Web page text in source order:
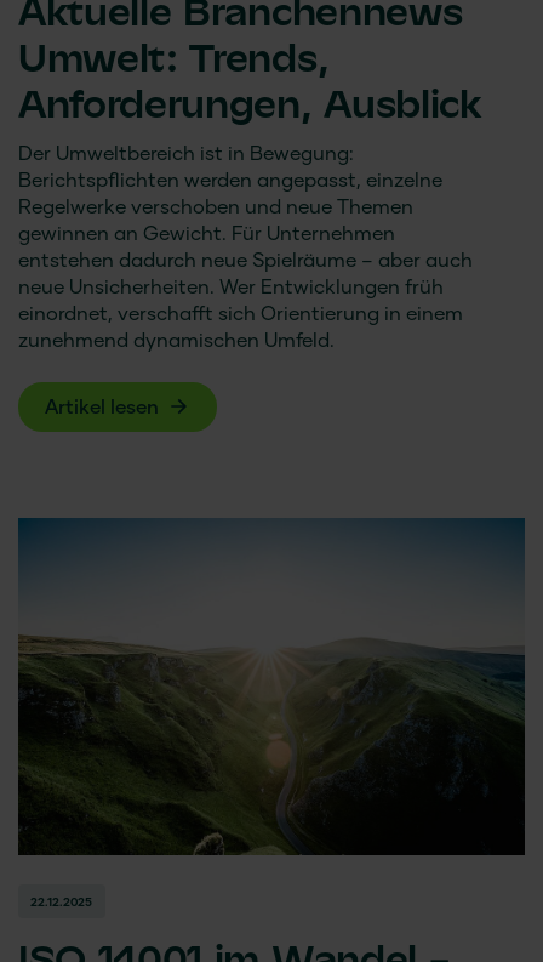
Aktuelle Branchennews
Umwelt: Trends,
Anforderungen, Ausblick
Der Umweltbereich ist in Bewegung:
Berichtspflichten werden angepasst, einzelne
Regelwerke verschoben und neue Themen
gewinnen an Gewicht. Für Unternehmen
entstehen dadurch neue Spielräume – aber auch
neue Unsicherheiten. Wer Entwicklungen früh
einordnet, verschafft sich Orientierung in einem
zunehmend dynamischen Umfeld.
Artikel lesen
22.12.2025